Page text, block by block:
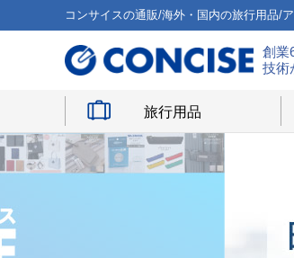
コンサイスの通販/海外・国内の旅行用品/
創業
技術
旅行用品